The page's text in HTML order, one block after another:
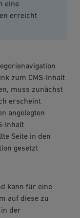
eine
erreicht
zum CMS-Inhalt
muss zunächst
erscheint
angelegten
Inhalt
Seite in den
gesetzt
kann für eine
auf diese zu
der